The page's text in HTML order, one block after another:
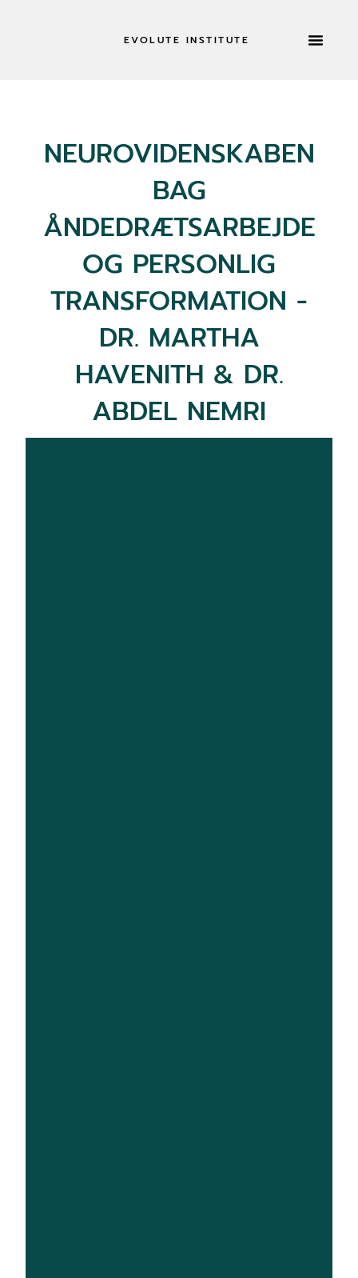
EVOLUTE INSTITUTE
NEUROVIDENSKABEN
BAG
ÅNDEDRÆTSARBEJDE
OG PERSONLIG
TRANSFORMATION -
DR. MARTHA
HAVENITH & DR.
ABDEL NEMRI